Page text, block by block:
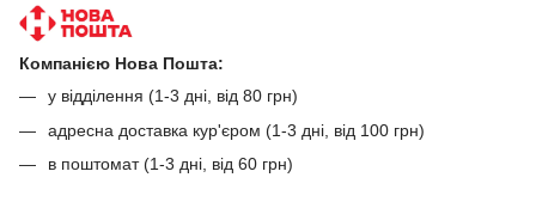
Компанією Нова Пошта:
у відділення (1-3 дні, від 80 грн)
адресна доставка кур'єром (1-3 дні, від 100 грн)
в поштомат (1-3 дні, від 60 грн)